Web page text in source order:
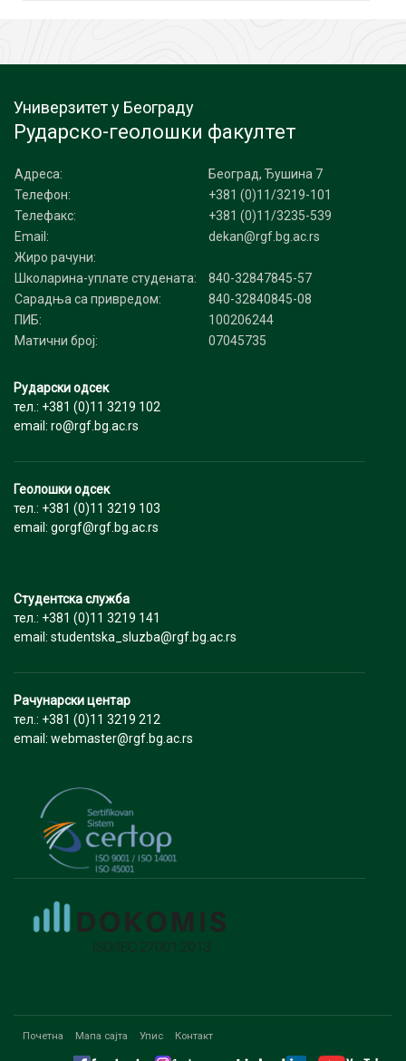
Универзитет у Београду
Рударско-геолошки факултет
Адреса:
Београд, Ђушина 7
Телефон:
+381 (0)11/3219-101
Телефакс:
+381 (0)11/3235-539
Email:
dekan@rgf.bg.ac.rs
Жиро рачуни:
Школарина-уплате студената:
840-32847845-57
Сарадња са привредом:
840-32840845-08
ПИБ:
100206244
Матични број:
07045735
Рударски одсек
тел.: +381 (0)11 3219 102
email: ro@rgf.bg.ac.rs
Геолошки одсек
тел.: +381 (0)11 3219 103
email: gorgf@rgf.bg.ac.rs
Студентска служба
тел.: +381 (0)11 3219 141
email: studentska_sluzba@rgf.bg.ac.rs
Рачунарски центар
тел.: +381 (0)11 3219 212
email: webmaster@rgf.bg.ac.rs
Почетна Мапа сајта Упис Контакт